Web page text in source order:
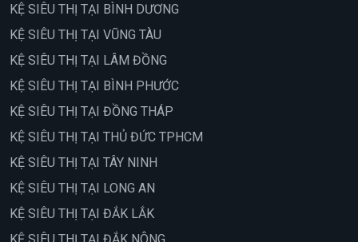
KỆ SIÊU THỊ TẠI BÌNH DƯƠNG
KỆ SIÊU THỊ TẠI VŨNG TÀU
KỆ SIÊU THỊ TẠI LÂM ĐỒNG
KỆ SIÊU THỊ TẠI BÌNH PHƯỚC
KỆ SIÊU THỊ TẠI ĐỒNG THÁP
KỆ SIÊU THỊ TẠI THỦ ĐỨC TPHCM
KỆ SIÊU THỊ TẠI TÂY NINH
KỆ SIÊU THỊ TẠI LONG AN
KỆ SIÊU THỊ TẠI ĐẮK LẮK